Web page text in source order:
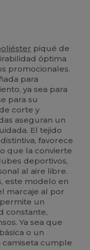
piqué de
óptima
promocionales.
para
ya sea para
para su
corte y
aseguran un
El tejido
favorece
que la convierte
deportivos,
al aire libre.
este modelo en
marcaje al por
un
constante,
Ya sea que
o un
camiseta cumple